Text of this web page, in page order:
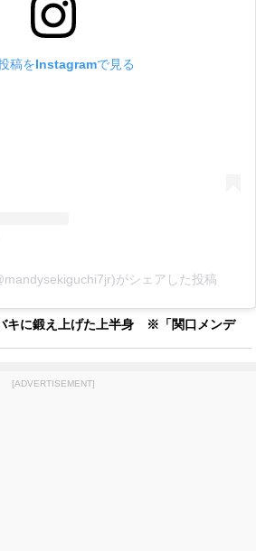
稿をInstagramで見る
がシェアした投稿
キに鍛え上げた上半身 ※「関口メンデ
[ADVERTISEMENT]